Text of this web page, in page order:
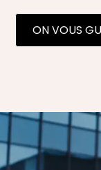
ON VOUS